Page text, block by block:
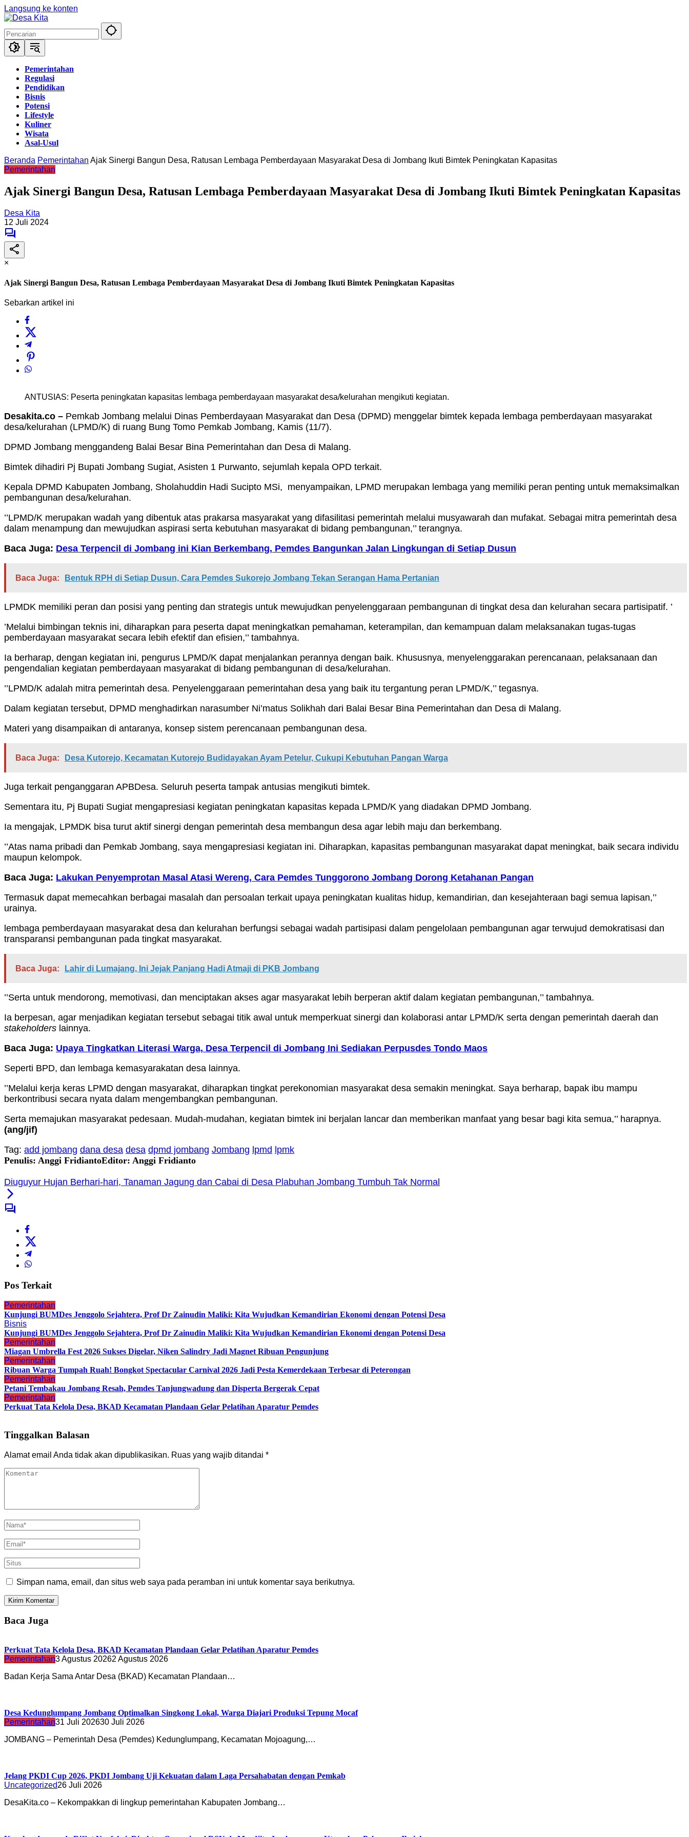
Langsung ke konten
Pemerintahan
Regulasi
Pendidikan
Bisnis
Potensi
Lifestyle
Kuliner
Wisata
Asal-Usul
Beranda Pemerintahan Ajak Sinergi Bangun Desa, Ratusan Lembaga Pemberdayaan Masyarakat Desa di Jombang Ikuti Bimtek Peningkatan Kapasitas
Pemerintahan
Ajak Sinergi Bangun Desa, Ratusan Lembaga Pemberdayaan Masyarakat Desa di Jombang Ikuti Bimtek Peningkatan Kapasitas
Desa Kita
12 Juli 2024
×
Ajak Sinergi Bangun Desa, Ratusan Lembaga Pemberdayaan Masyarakat Desa di Jombang Ikuti Bimtek Peningkatan Kapasitas
Sebarkan artikel ini
ANTUSIAS: Peserta peningkatan kapasitas lembaga pemberdayaan masyarakat desa/kelurahan mengikuti kegiatan.
Desakita.co – Pemkab Jombang melalui Dinas Pemberdayaan Masyarakat dan Desa (DPMD) menggelar bimtek kepada lembaga pemberdayaan masyarakat
desa/kelurahan (LPMD/K) di ruang Bung Tomo Pemkab Jombang, Kamis (11/7).
DPMD Jombang menggandeng Balai Besar Bina Pemerintahan dan Desa di Malang.
Bimtek dihadiri Pj Bupati Jombang Sugiat, Asisten 1 Purwanto, sejumlah kepala OPD terkait.
Kepala DPMD Kabupaten Jombang, Sholahuddin Hadi Sucipto MSi, menyampaikan, LPMD merupakan lembaga yang memiliki peran penting untuk memaksimalkan
pembangunan desa/kelurahan.
’’LPMD/K merupakan wadah yang dibentuk atas prakarsa masyarakat yang difasilitasi pemerintah melalui musyawarah dan mufakat. Sebagai mitra pemerintah desa
dalam menampung dan mewujudkan aspirasi serta kebutuhan masyarakat di bidang pembangunan,’’ terangnya.
Baca Juga: Desa Terpencil di Jombang ini Kian Berkembang, Pemdes Bangunkan Jalan Lingkungan di Setiap Dusun
Baca Juga: Bentuk RPH di Setiap Dusun, Cara Pemdes Sukorejo Jombang Tekan Serangan Hama Pertanian
LPMDK memiliki peran dan posisi yang penting dan strategis untuk mewujudkan penyelenggaraan pembangunan di tingkat desa dan kelurahan secara partisipatif. ’
’Melalui bimbingan teknis ini, diharapkan para peserta dapat meningkatkan pemahaman, keterampilan, dan kemampuan dalam melaksanakan tugas-tugas
pemberdayaan masyarakat secara lebih efektif dan efisien,’’ tambahnya.
Ia berharap, dengan kegiatan ini, pengurus LPMD/K dapat menjalankan perannya dengan baik. Khususnya, menyelenggarakan perencanaan, pelaksanaan dan
pengendalian kegiatan pemberdayaan masyarakat di bidang pembangunan di desa/kelurahan.
’’LPMD/K adalah mitra pemerintah desa. Penyelenggaraan pemerintahan desa yang baik itu tergantung peran LPMD/K,’’ tegasnya.
Dalam kegiatan tersebut, DPMD menghadirkan narasumber Ni’matus Solikhah dari Balai Besar Bina Pemerintahan dan Desa di Malang.
Materi yang disampaikan di antaranya, konsep sistem perencanaan pembangunan desa.
Baca Juga: Desa Kutorejo, Kecamatan Kutorejo Budidayakan Ayam Petelur, Cukupi Kebutuhan Pangan Warga
Juga terkait penganggaran APBDesa. Seluruh peserta tampak antusias mengikuti bimtek.
Sementara itu, Pj Bupati Sugiat mengapresiasi kegiatan peningkatan kapasitas kepada LPMD/K yang diadakan DPMD Jombang.
Ia mengajak, LPMDK bisa turut aktif sinergi dengan pemerintah desa membangun desa agar lebih maju dan berkembang.
’’Atas nama pribadi dan Pemkab Jombang, saya mengapresiasi kegiatan ini. Diharapkan, kapasitas pembangunan masyarakat dapat meningkat, baik secara individu
maupun kelompok.
Baca Juga: Lakukan Penyemprotan Masal Atasi Wereng, Cara Pemdes Tunggorono Jombang Dorong Ketahanan Pangan
Termasuk dapat memecahkan berbagai masalah dan persoalan terkait upaya peningkatan kualitas hidup, kemandirian, dan kesejahteraan bagi semua lapisan,’’
urainya.
lembaga pemberdayaan masyarakat desa dan kelurahan berfungsi sebagai wadah partisipasi dalam pengelolaan pembangunan agar terwujud demokratisasi dan
transparansi pembangunan pada tingkat masyarakat.
Baca Juga: Lahir di Lumajang, Ini Jejak Panjang Hadi Atmaji di PKB Jombang
’’Serta untuk mendorong, memotivasi, dan menciptakan akses agar masyarakat lebih berperan aktif dalam kegiatan pembangunan,’’ tambahnya.
Ia berpesan, agar menjadikan kegiatan tersebut sebagai titik awal untuk memperkuat sinergi dan kolaborasi antar LPMD/K serta dengan pemerintah daerah dan
stakeholders lainnya.
Baca Juga: Upaya Tingkatkan Literasi Warga, Desa Terpencil di Jombang Ini Sediakan Perpusdes Tondo Maos
Seperti BPD, dan lembaga kemasyarakatan desa lainnya.
’’Melalui kerja keras LPMD dengan masyarakat, diharapkan tingkat perekonomian masyarakat desa semakin meningkat. Saya berharap, bapak ibu mampu
berkontribusi secara nyata dalam mengembangkan pembangunan.
Serta memajukan masyarakat pedesaan. Mudah-mudahan, kegiatan bimtek ini berjalan lancar dan memberikan manfaat yang besar bagi kita semua,’’ harapnya.
(ang/jif)
Tag: add jombang dana desa desa dpmd jombang Jombang lpmd lpmk
Penulis: Anggi FridiantoEditor: Anggi Fridianto
Diuguyur Hujan Berhari-hari, Tanaman Jagung dan Cabai di Desa Plabuhan Jombang Tumbuh Tak Normal
Pos Terkait
Pemerintahan
Kunjungi BUMDes Jenggolo Sejahtera, Prof Dr Zainudin Maliki: Kita Wujudkan Kemandirian Ekonomi dengan Potensi Desa
Bisnis
Kunjungi BUMDes Jenggolo Sejahtera, Prof Dr Zainudin Maliki: Kita Wujudkan Kemandirian Ekonomi dengan Potensi Desa
Pemerintahan
Miagan Umbrella Fest 2026 Sukses Digelar, Niken Salindry Jadi Magnet Ribuan Pengunjung
Pemerintahan
Ribuan Warga Tumpah Ruah! Bongkot Spectacular Carnival 2026 Jadi Pesta Kemerdekaan Terbesar di Peterongan
Pemerintahan
Petani Tembakau Jombang Resah, Pemdes Tanjungwadung dan Disperta Bergerak Cepat
Pemerintahan
Perkuat Tata Kelola Desa, BKAD Kecamatan Plandaan Gelar Pelatihan Aparatur Pemdes
Tinggalkan Balasan
Alamat email Anda tidak akan dipublikasikan. Ruas yang wajib ditandai *
Simpan nama, email, dan situs web saya pada peramban ini untuk komentar saya berikutnya.
Baca Juga
Perkuat Tata Kelola Desa, BKAD Kecamatan Plandaan Gelar Pelatihan Aparatur Pemdes
Pemerintahan3 Agustus 20262 Agustus 2026
Badan Kerja Sama Antar Desa (BKAD) Kecamatan Plandaan…
Desa Kedunglumpang Jombang Optimalkan Singkong Lokal, Warga Diajari Produksi Tepung Mocaf
Pemerintahan31 Juli 202630 Juli 2026
JOMBANG – Pemerintah Desa (Pemdes) Kedunglumpang, Kecamatan Mojoagung,…
Jelang PKDI Cup 2026, PKDI Jombang Uji Kekuatan dalam Laga Persahabatan dengan Pemkab
Uncategorized26 Juli 2026
DesaKita.co – Kekompakkan di lingkup pemerintahan Kabupaten Jombang…